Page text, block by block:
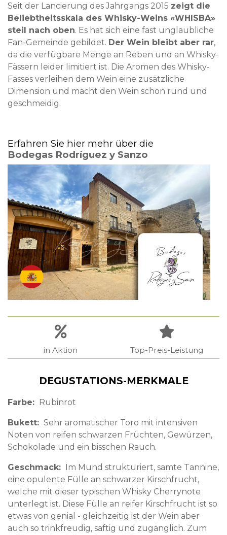
Seit der Lancierung des Jahrgangs 2015 zeigt die
Beliebtheitsskala des Whisky-Weins «WHISBA»
steil nach oben. Es hat sich eine fast unglaubliche
Fan-Gemeinde gebildet. Der Wein bleibt aber rar,
da die verfügbare Menge an Reben und an Whisky-
Fässern leider limitiert ist. Die Aromen des Whisky-
Fasses verleihen dem Wein eine zusätzliche
Dimension und macht den Wein schön rund und
geschmeidig.
Erfahren Sie hier mehr über die
Bodegas Rodríguez y Sanzo
in Aktion Top-Preis-Leistung
DEGUSTATIONS-MERKMALE
Farbe Rubinrot
Bukett
Sehr aromatischer Toro mit intensiven
Noten von reifen schwarzen Früchten, Gewürzen,
Schokolade und ein bisschen Rauch.
Geschmack
Im Mund strukturiert, samte Tannine,
eine opulente Fülle an schwarzer Kirschfrucht,
welche mit dieser typischen Whisky Cherrynote
unterlegt ist. Diese Fülle an reifer Kirschfrucht ist so
etwas von genial - gleichzeitig ist der Wein aber
auch so trinkfreudig, saftig und zugänglich. Zum